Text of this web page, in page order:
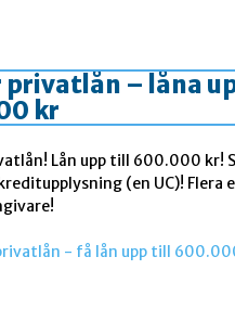
– låna
kr
Lån upp till 600.000 kr!
(en UC)! Flera